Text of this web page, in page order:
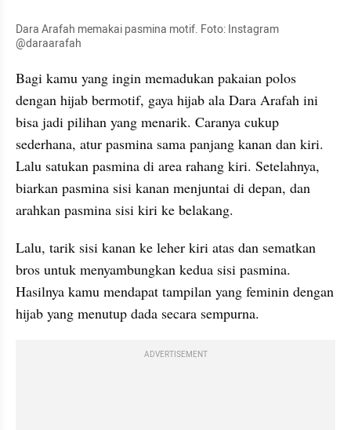
Dara Arafah memakai pasmina motif. Foto: Instagram
@daraarafah
Bagi kamu yang ingin memadukan pakaian polos
dengan hijab bermotif, gaya hijab ala Dara Arafah ini
bisa jadi pilihan yang menarik. Caranya cukup
sederhana, atur pasmina sama panjang kanan dan kiri.
Lalu satukan pasmina di area rahang kiri. Setelahnya,
biarkan pasmina sisi kanan menjuntai di depan, dan
arahkan pasmina sisi kiri ke belakang.
Lalu, tarik sisi kanan ke leher kiri atas dan sematkan
bros untuk menyambungkan kedua sisi pasmina.
Hasilnya kamu mendapat tampilan yang feminin dengan
hijab yang menutup dada secara sempurna.
ADVERTISEMENT